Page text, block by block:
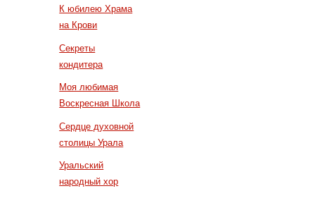
К юбилею Храма
на Крови
Секреты
кондитера
Моя любимая
Воскресная Школа
Сердце духовной
столицы Урала
Уральский
народный хор